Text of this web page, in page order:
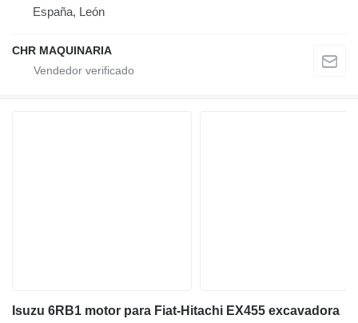
España, León
CHR MAQUINARIA
Isuzu 6RB1 motor para Fiat-Hitachi EX455 excavadora